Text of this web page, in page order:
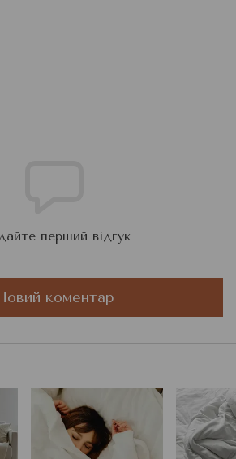
перший відгук
коментар